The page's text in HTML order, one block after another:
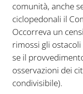
comunità, anche
ciclopedonali il
Occorreva un
rimossi gli
se il
osservazioni dei
condivisibile).